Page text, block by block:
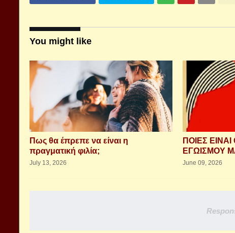
You might like
Πως θα έπρεπε να είναι η
πραγματική φιλία;
July 13, 2026
ΠΟΙΕΣ
ΕΓΩΙΣΜΟΥ
June 09, 2026